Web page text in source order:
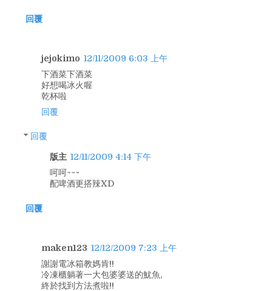
回覆
jejokimo 12/11/2009 6:03 上午
下酒菜下酒菜
好想喝冰火喔
乾杯啦
回覆
回覆
版主 12/11/2009 4:14 下午
呵呵~~~
配啤酒更搭辣XD
回覆
maken123 12/12/2009 7:23 上午
謝謝電冰箱教媽肯!!
冷凍櫃躺著一大包婆婆送的魷魚,
終於找到方法煮啦!!